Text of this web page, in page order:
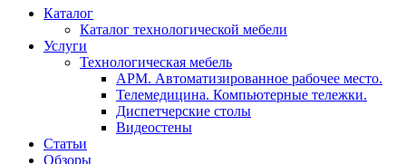
Каталог
Каталог технологической мебели
Услуги
Технологическая мебель
АРМ. Автоматизированное рабочее место.
Телемедицина. Компьютерные тележки.
Диспетчерские столы
Видеостены
Статьи
Обзоры